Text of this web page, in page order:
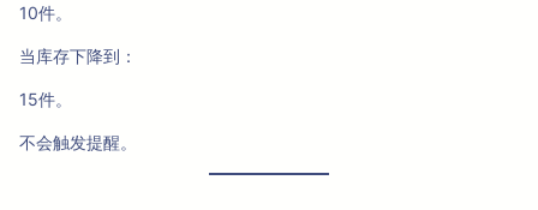
10件。
当库存下降到：
15件。
不会触发提醒。